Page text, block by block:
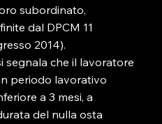
subordinato,
dal DPCM 11
2014).
segnala che il lavoratore
periodo lavorativo
a 3 mesi, a
del nulla osta